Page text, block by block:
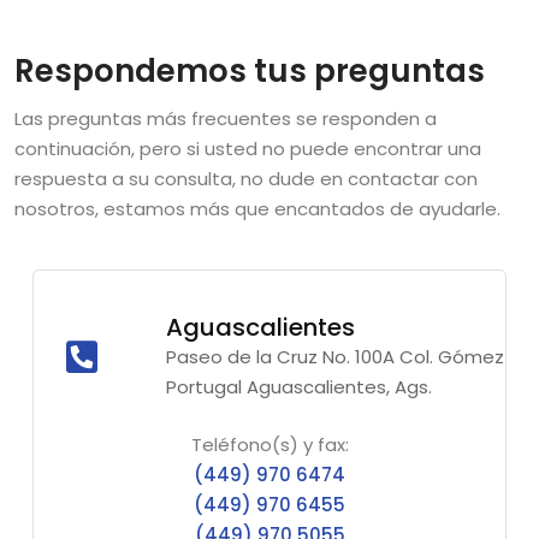
Respondemos tus preguntas
Las preguntas más frecuentes se responden a
continuación, pero si usted no puede encontrar una
respuesta a su consulta, no dude en contactar con
nosotros, estamos más que encantados de ayudarle.
Aguascalientes
Paseo de la Cruz No. 100A Col. Gómez
Portugal Aguascalientes, Ags.
Teléfono(s) y fax:
(449) 970 6474
(449) 970 6455